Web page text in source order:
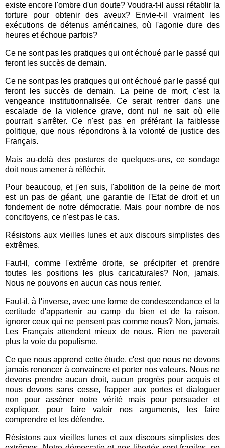
existe encore l'ombre d'un doute? Voudra-t-il aussi rétablir la
torture pour obtenir des aveux? Envie-t-il vraiment les
exécutions de détenus américaines, où l'agonie dure des
heures et échoue parfois?
Ce ne sont pas les pratiques qui ont échoué par le passé qui
feront les succès de demain.
Ce ne sont pas les pratiques qui ont échoué par le passé qui
feront les succès de demain. La peine de mort, c'est la
vengeance institutionnalisée. Ce serait rentrer dans une
escalade de la violence grave, dont nul ne sait où elle
pourrait s'arrêter. Ce n'est pas en préférant la faiblesse
politique, que nous répondrons à la volonté de justice des
Français.
Mais au-delà des postures de quelques-uns, ce sondage
doit nous amener à réfléchir.
Pour beaucoup, et j'en suis, l'abolition de la peine de mort
est un pas de géant, une garantie de l'Etat de droit et un
fondement de notre démocratie. Mais pour nombre de nos
concitoyens, ce n'est pas le cas.
Résistons aux vieilles lunes et aux discours simplistes des
extrêmes.
Faut-il, comme l'extrême droite, se précipiter et prendre
toutes les positions les plus caricaturales? Non, jamais.
Nous ne pouvons en aucun cas nous renier.
Faut-il, à l'inverse, avec une forme de condescendance et la
certitude d'appartenir au camp du bien et de la raison,
ignorer ceux qui ne pensent pas comme nous? Non, jamais.
Les Français attendent mieux de nous. Rien ne paverait
plus la voie du populisme.
Ce que nous apprend cette étude, c'est que nous ne devons
jamais renoncer à convaincre et porter nos valeurs. Nous ne
devons prendre aucun droit, aucun progrès pour acquis et
nous devons sans cesse, frapper aux portes et dialoguer
non pour asséner notre vérité mais pour persuader et
expliquer, pour faire valoir nos arguments, les faire
comprendre et les défendre.
Résistons aux vieilles lunes et aux discours simplistes des